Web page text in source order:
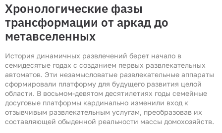
Хронологические фазы
трансформации от аркад до
метавселенных
История динамичных развлечений берет начало в
семидесятые годах с созданием первых развлекательных
автоматов. Эти незамысловатые развлекательные аппараты
сформировали платформу для будущего развития целой
области. В восьмом-девятом десятилетиях годы семейные
досуговые платформы кардинально изменили вход к
отзывчивым развлекательным услугам, преобразовав их
составляющей обыденной реальности массы домохозяйств.